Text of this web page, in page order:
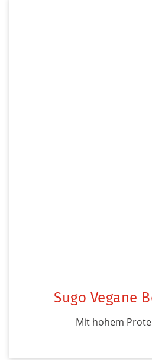
Sugo Vegane
Mit hohem